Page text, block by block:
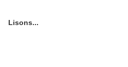
Lisons...